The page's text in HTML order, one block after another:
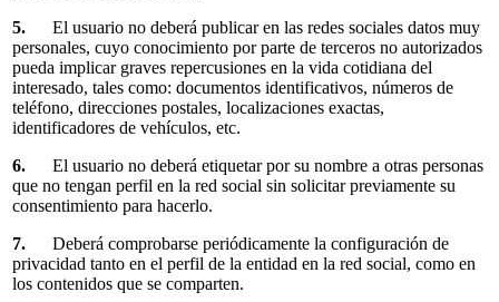
5. El usuario no deberá publicar en las redes sociales datos muy
personales, cuyo conocimiento por parte de terceros no autorizados
pueda implicar graves repercusiones en la vida cotidiana del
interesado, tales como: documentos identificativos, números de
teléfono, direcciones postales, localizaciones exactas,
identificadores de vehículos, etc.
6. El usuario no deberá etiquetar por su nombre a otras personas
que no tengan perfil en la red social sin solicitar previamente su
consentimiento para hacerlo.
7. Deberá comprobarse periódicamente la configuración de
privacidad tanto en el perfil de la entidad en la red social, como en
los contenidos que se comparten.